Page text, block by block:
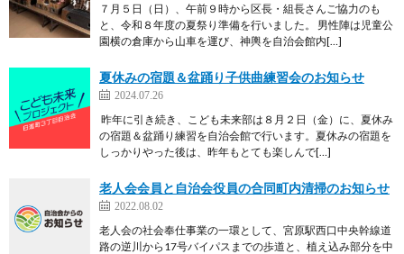
７月５日（日）、午前９時から区長・組長さんご協力のも
と、令和８年度の夏祭り準備を行いました。 男性陣は児童公
園横の倉庫から山車を運び、神輿を自治会館内[…]
夏休みの宿題＆盆踊り子供曲練習会のお知らせ
2024.07.26
昨年に引き続き、こども未来部は８月２日（金）に、夏休み
の宿題＆盆踊り練習を自治会館で行います。夏休みの宿題を
しっかりやった後は、昨年もとても楽しんで[…]
老人会会員と自治会役員の合同町内清掃のお知らせ
2022.08.02
老人会の社会奉仕事業の一環として、宮原駅西口中央幹線道
路の逆川から17号バイパスまでの歩道と、植え込み部分を中